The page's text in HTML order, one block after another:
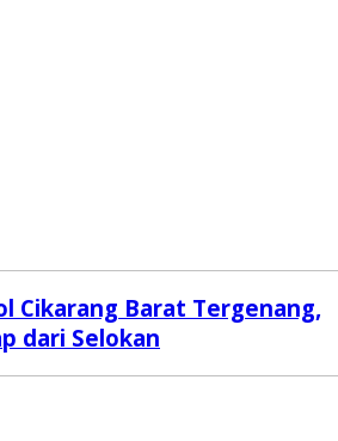
Cikarang Barat Tergenang,
dari Selokan